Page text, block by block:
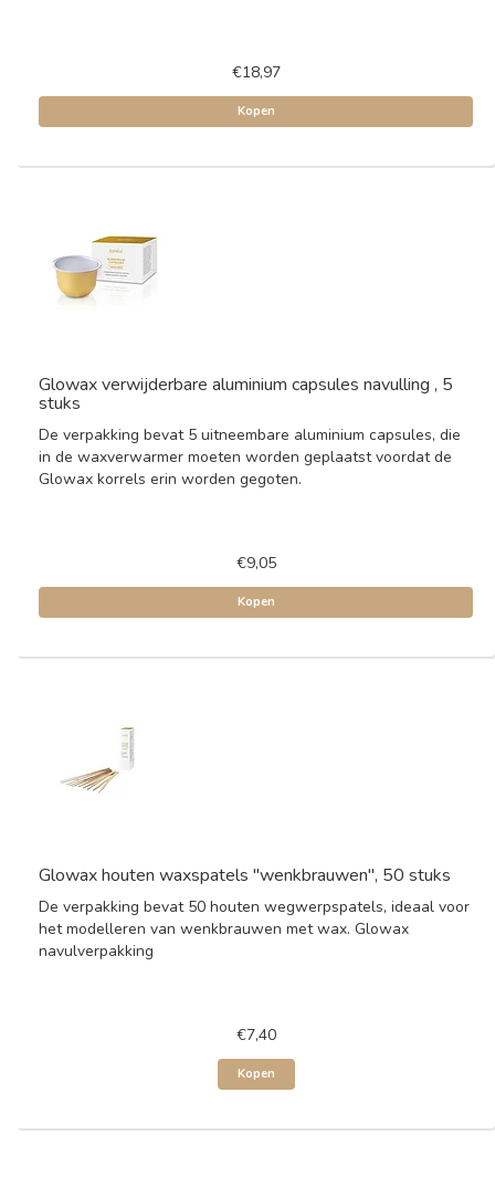
€18,97
Kopen
Glowax verwijderbare aluminium capsules navulling , 5
stuks
De verpakking bevat 5 uitneembare aluminium capsules, die
in de waxverwarmer moeten worden geplaatst voordat de
Glowax korrels erin worden gegoten.
€9,05
Kopen
Glowax houten waxspatels "wenkbrauwen", 50 stuks
De verpakking bevat 50 houten wegwerpspatels, ideaal voor
het modelleren van wenkbrauwen met wax. Glowax
navulverpakking
€7,40
Kopen